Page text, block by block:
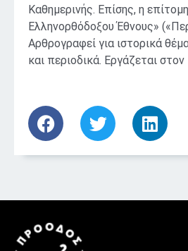
Καθημερινής. Επίσης, η
Ελληνορθόδοξου Έθνους»
Αρθρογραφεί για ιστορικά
και περιοδικά. Εργάζεται